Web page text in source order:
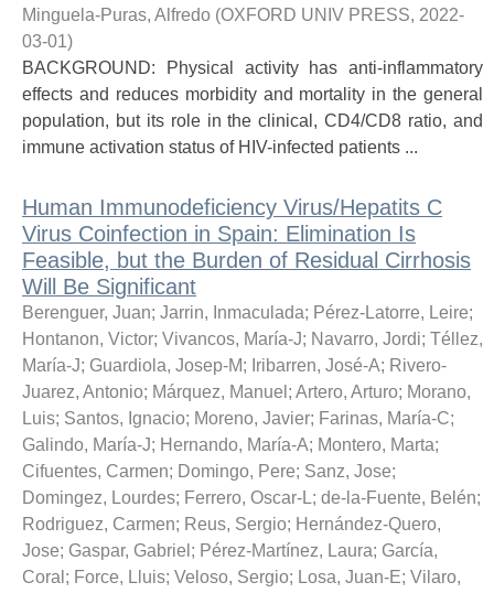
Minguela-Puras, Alfredo (OXFORD UNIV PRESS, 2022-
03-01)
BACKGROUND: Physical activity has anti-inflammatory
effects and reduces morbidity and mortality in the general
population, but its role in the clinical, CD4/CD8 ratio, and
immune activation status of HIV-infected patients ...
Human Immunodeficiency Virus/Hepatits C
Virus Coinfection in Spain: Elimination Is
Feasible, but the Burden of Residual Cirrhosis
Will Be Significant
Berenguer, Juan; Jarrin, Inmaculada; Pérez-Latorre, Leire;
Hontanon, Victor; Vivancos, María-J; Navarro, Jordi; Téllez,
María-J; Guardiola, Josep-M; Iribarren, José-A; Rivero-
Juarez, Antonio; Márquez, Manuel ; Artero, Arturo; Morano,
Luis; Santos, Ignacio; Moreno, Javier; Farinas, María-C;
Galindo, María-J; Hernando, María-A; Montero, Marta;
Cifuentes, Carmen; Domingo, Pere; Sanz, Jose;
Domingez, Lourdes; Ferrero, Oscar-L; de-la-Fuente, Belén;
Rodriguez, Carmen; Reus, Sergio; Hernández-Quero,
Jose; Gaspar, Gabriel ; Pérez-Martínez, Laura; García,
Coral ; Force, Lluis; Veloso, Sergio; Losa, Juan-E; Vilaro,